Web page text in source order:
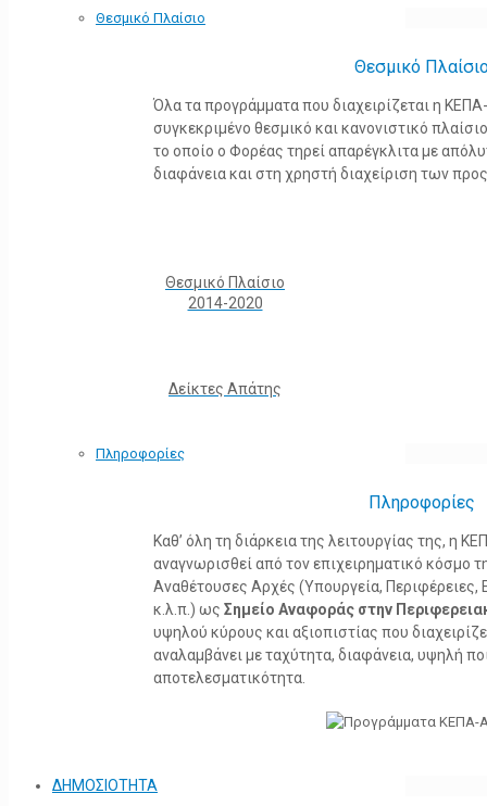
Θεσμικό Πλαίσιο
Θεσμικό
Όλα τα προγράμματα που διαχειρίζεται η
συγκεκριμένο θεσμικό και κανονιστικό
το οποίο ο Φορέας τηρεί απαρέγκλιτα με
διαφάνεια και στη χρηστή διαχείριση των
Θεσμικό Πλαίσιο
2014-2020
Δείκτες Απάτης
Πληροφορίες
Πληροφορίες
Καθ’ όλη τη διάρκεια της λειτουργίας της, η
αναγνωρισθεί από τον επιχειρηματικό κόσμο
Αναθέτουσες Αρχές (Υπουργεία, Περιφέρειες,
κ.λ.π.) ως Σημείο Αναφοράς στην
υψηλού κύρους και αξιοπιστίας που
αναλαμβάνει με ταχύτητα, διαφάνεια, υψηλή
αποτελεσματικότητα.
ΔΗΜΟΣΙΟΤΗΤΑ